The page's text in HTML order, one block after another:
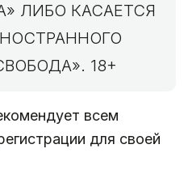
ЛИБО КАСАЕТСЯ
18+
всем
для своей